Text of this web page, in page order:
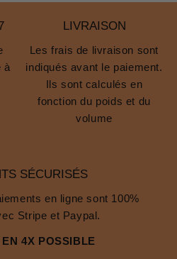
à
LIVRAISON
Les frais de livraison sont
indiqués avant le paiement.
Ils sont calculés en
fonction du poids et du
volume
SÉCURISÉS
en ligne sont 100%
Stripe et Paypal.
4X POSSIBLE